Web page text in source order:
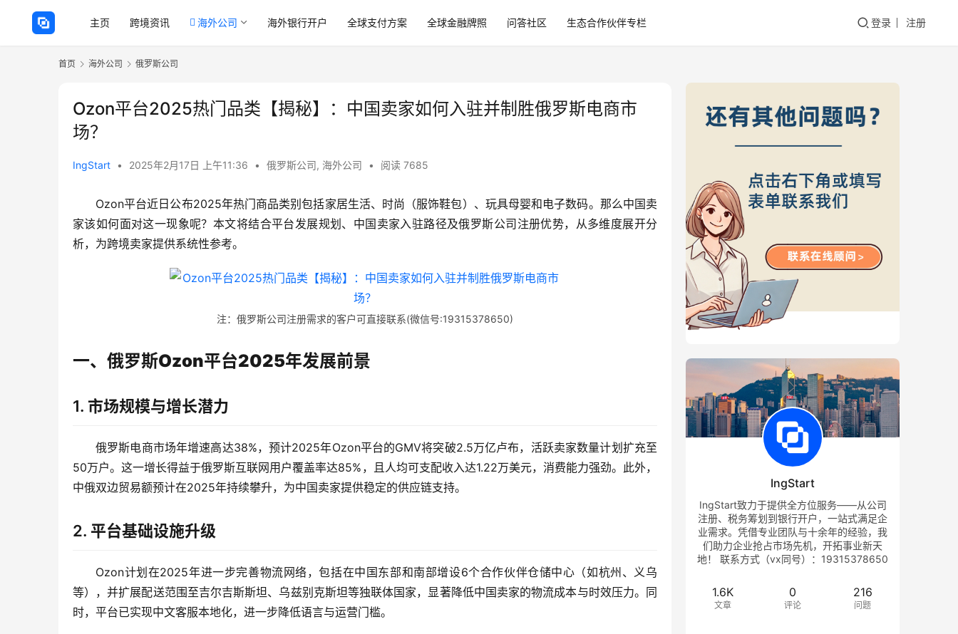
主页 跨境资讯 海外公司 海外银行开户 全球支付方案 全球金融牌照 问答社区 生态合作伙伴专栏 登录 注册
首页 海外公司 俄罗斯公司
Ozon平台2025热门品类【揭秘】：中国卖家如何入驻并制胜俄罗斯电商市
场？
IngStart • 2025年2月17日 上午11:36 • 俄罗斯公司, 海外公司 • 阅读 7685
Ozon平台近日公布2025年热门商品类别包括家居生活、时尚（服饰鞋包）、玩具母婴和电子数码。那么中国卖
家该如何面对这一现象呢？本文将结合平台发展规划、中国卖家入驻路径及俄罗斯公司注册优势，从多维度展开分
析，为跨境卖家提供系统性参考。
注：俄罗斯公司注册需求的客户可直接联系(微信号:19315378650)
一、俄罗斯Ozon平台2025年发展前景
1. 市场规模与增长潜力
俄罗斯电商市场年增速高达38%，预计2025年Ozon平台的GMV将突破2.5万亿卢布，活跃卖家数量计划扩充至
50万户。这一增长得益于俄罗斯互联网用户覆盖率达85%，且人均可支配收入达1.22万美元，消费能力强劲。此外，
中俄双边贸易额预计在2025年持续攀升，为中国卖家提供稳定的供应链支持。
2. 平台基础设施升级
Ozon计划在2025年进一步完善物流网络，包括在中国东部和南部增设6个合作伙伴仓储中心（如杭州、义乌
等），并扩展配送范围至吉尔吉斯斯坦、乌兹别克斯坦等独联体国家，显著降低中国卖家的物流成本与时效压力。同
时，平台已实现中文客服本地化，进一步降低语言与运营门槛。
IngStart
IngStart致力于提供全方位服务——从公司
注册、税务筹划到银行开户，一站式满足企
业需求。凭借专业团队与十余年的经验，我
们助力企业抢占市场先机，开拓事业新天
地！ 联系方式（vx同号）：19315378650
1.6K
文章
0
评论
216
问题